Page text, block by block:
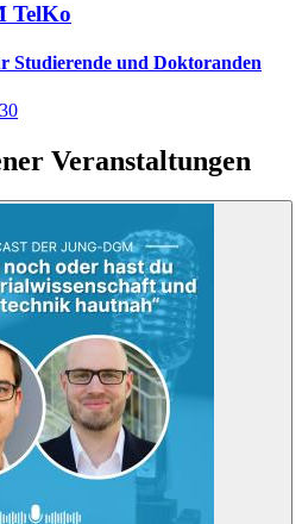
TelKo
Studierende und Doktoranden
Veranstaltungen